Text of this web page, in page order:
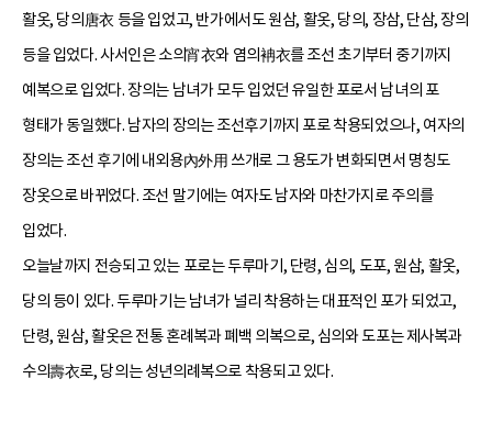
활옷, 당의唐衣 등을 입었고, 반가에서도 원삼, 활옷, 당의, 장삼, 단삼, 장의
등을 입었다. 사서인은 소의宵衣와 염의袡衣를 조선 초기부터 중기까지
예복으로 입었다. 장의는 남녀가 모두 입었던 유일한 포로서 남녀의 포
형태가 동일했다. 남자의 장의는 조선후기까지 포로 착용되었으나, 여자의
장의는 조선 후기에 내외용內外用 쓰개로 그 용도가 변화되면서 명칭도
장옷으로 바뀌었다. 조선 말기에는 여자도 남자와 마찬가지로 주의를
입었다.
오늘날까지 전승되고 있는 포로는 두루마기, 단령, 심의, 도포, 원삼, 활옷,
당의 등이 있다. 두루마기는 남녀가 널리 착용하는 대표적인 포가 되었고,
단령, 원삼, 활옷은 전통 혼례복과 폐백 의복으로, 심의와 도포는 제사복과
수의壽衣로, 당의는 성년의례복으로 착용되고 있다.